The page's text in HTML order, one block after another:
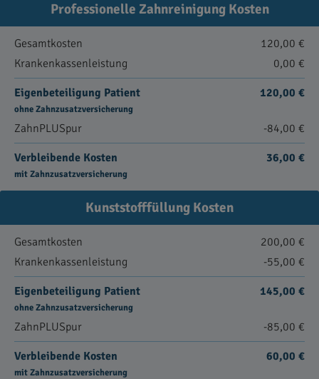
Professionelle Zahnreinigung Kosten
Gesamtkosten
120,00 €
Krankenkassenleistung
0,00 €
Eigenbeteiligung Patient
ohne Zahnzusatzversicherung
120,00 €
ZahnPLUSpur -84,00 €
Verbleibende Kosten
mit Zahnzusatzversicherung
36,00 €
Kunststofffüllung Kosten
Gesamtkosten
200,00 €
Krankenkassenleistung
-55,00 €
Eigenbeteiligung Patient
ohne Zahnzusatzversicherung
145,00 €
ZahnPLUSpur -85,00 €
Verbleibende Kosten
mit Zahnzusatzversicherung
60,00 €